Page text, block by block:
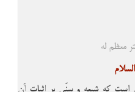
معظم له
است که شیعه و سنّى بر اثبات آن